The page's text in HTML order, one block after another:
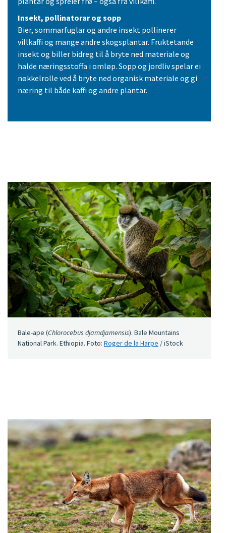
Insekt, pollinatorar og sopp
Bier, sommarfuglar og andre insekt pollinerer
villkaffi og mange andre skogsplantar. Fruktetande
insekt og biller bidreg til å bryte ned materiale og
halde næringsstoffa i omløp. Sopp og jordliv spelar ei
nøkkelrolle ved å bryte ned organisk materiale og gi
næring til både kaffi og andre plantar.
Bale-ape (Chlorocebus djamdjamensis). Bale Mountains
National Park. Ethiopia. Foto: Roger de la Harpe / iStock